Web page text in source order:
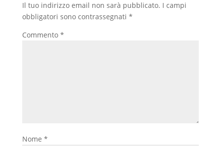
Il tuo indirizzo email non sarà pubblicato. I campi
obbligatori sono contrassegnati *
Commento *
Nome *